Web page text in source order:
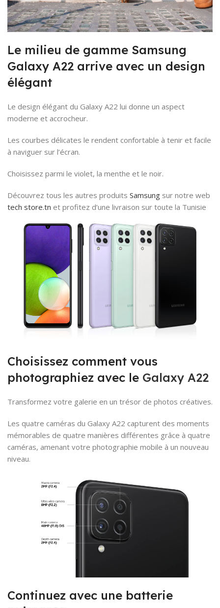
Le milieu de gamme Samsung
Galaxy A22 arrive avec un design
élégant
Le design élégant du Galaxy A22 lui donne un aspect
moderne et accrocheur.
Les courbes délicates le rendent confortable à tenir et facile
à naviguer sur l’écran.
Choisissez parmi le violet, la menthe et le noir.
Découvrez tous les autres produits Samsung sur notre web
tech store.tn et profitez d’une livraison sur toute la Tunisie
Choisissez comment vous
photographiez avec le Galaxy A22
Transformez votre galerie en un trésor de photos créatives.
Les quatre caméras du Galaxy A22 capturent des moments
mémorables de quatre manières différentes grâce à quatre
caméras, amenant votre photographie mobile à un nouveau
niveau.
Continuez avec une batterie